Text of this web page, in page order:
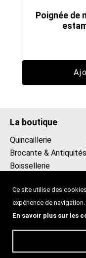
Poignée de
La boutique
Quincaillerie
Brocante & Antiquités
Boissellerie
Ce site utilise des
expérience de navigation.
En savoir plus sur les